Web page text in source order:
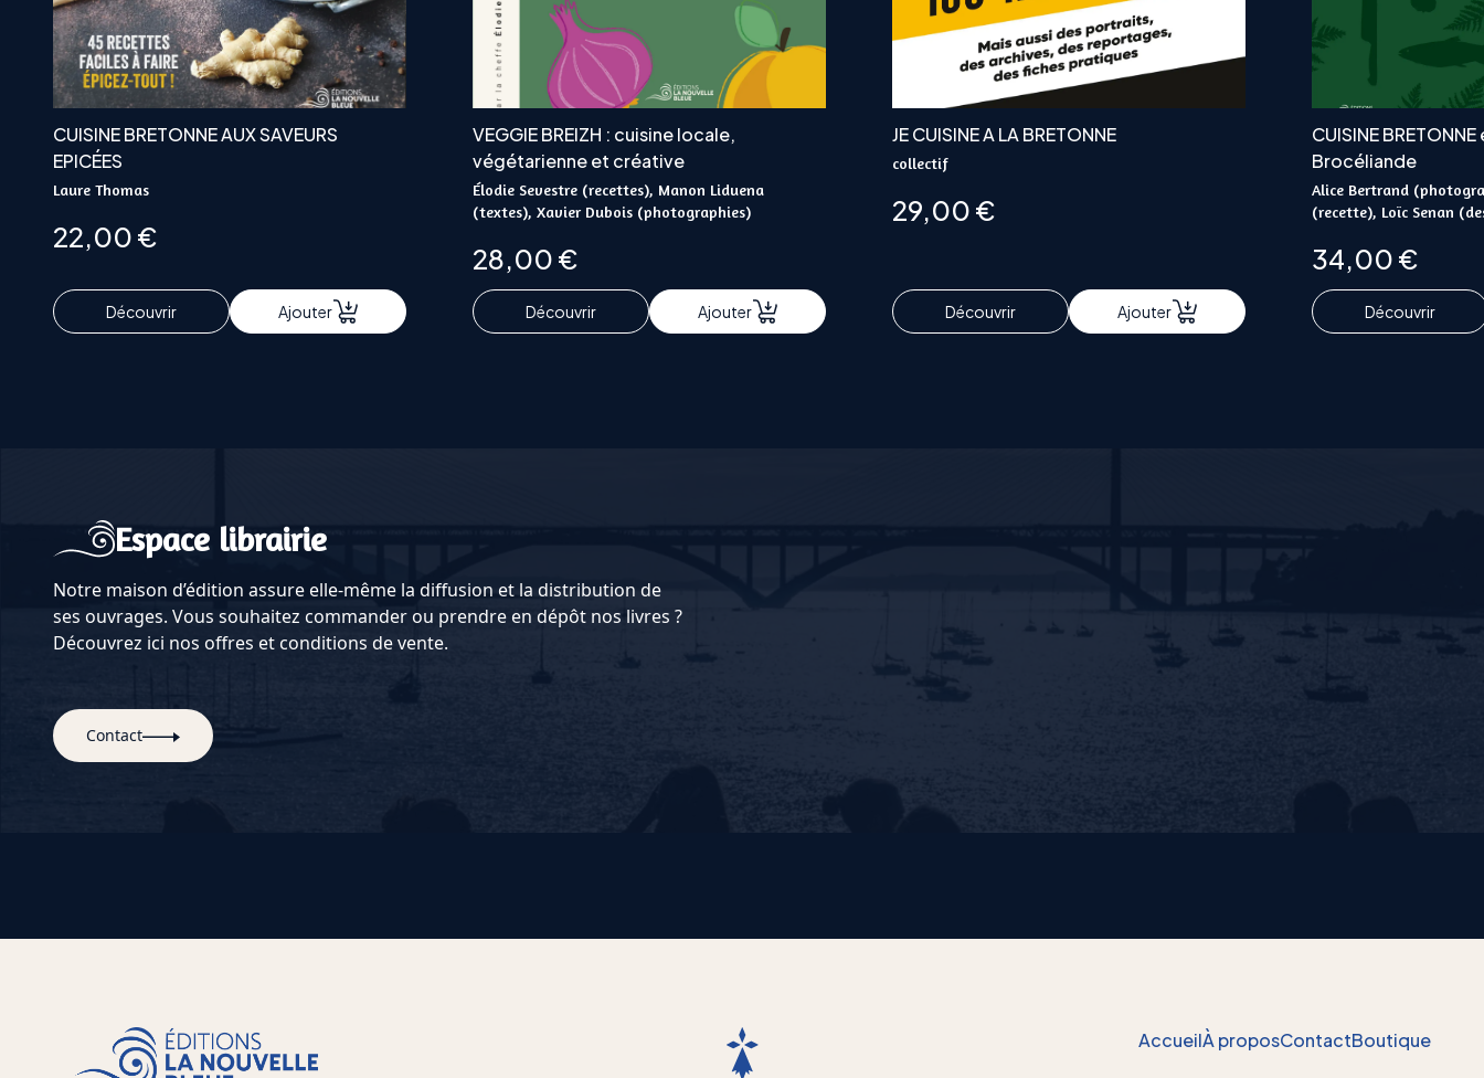
CUISINE BRETONNE AUX SAVEURS
EPICÉES
Laure Thomas
22,00 €
Découvrir Ajouter
VEGGIE BREIZH : cuisine locale,
végétarienne et créative
Élodie Sevestre (recettes), Manon Liduena
(textes), Xavier Dubois (photographies)
28,00 €
Découvrir Ajouter
JE CUISINE A LA BRETONNE
collectif
29,00 €
Découvrir Ajouter
CUISINE
Brocéliande
Alice Bertrand
(recette), Loïc Senan
34,00 €
Découvrir
Espace librairie
Notre maison d’édition assure elle-même la diffusion et la distribution de
ses ouvrages. Vous souhaitez commander ou prendre en dépôt nos livres ?
Découvrez ici nos offres et conditions de vente.
Contact
AccueilÀ proposContactBoutique